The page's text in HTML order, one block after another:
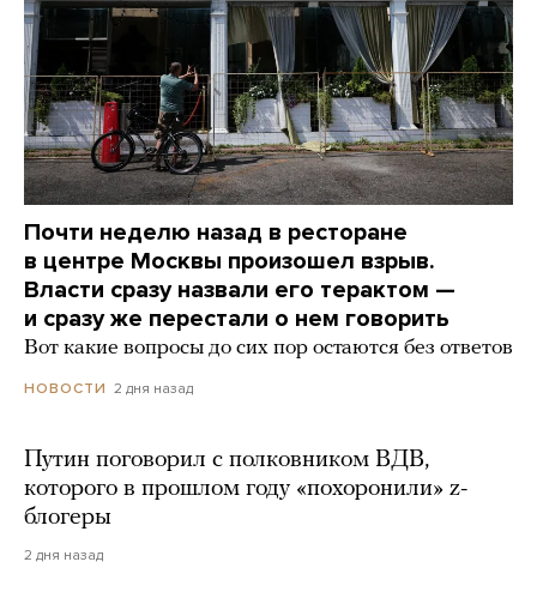
Почти неделю назад в ресторане
в центре Москвы произошел взрыв.
Власти сразу назвали его терактом —
и сразу же перестали о нем говорить
Вот какие вопросы до сих пор остаются без ответов
НОВОСТИ 2 дня назад
Путин поговорил с полковником ВДВ,
которого в прошлом году «похоронили» z-
блогеры
2 дня назад